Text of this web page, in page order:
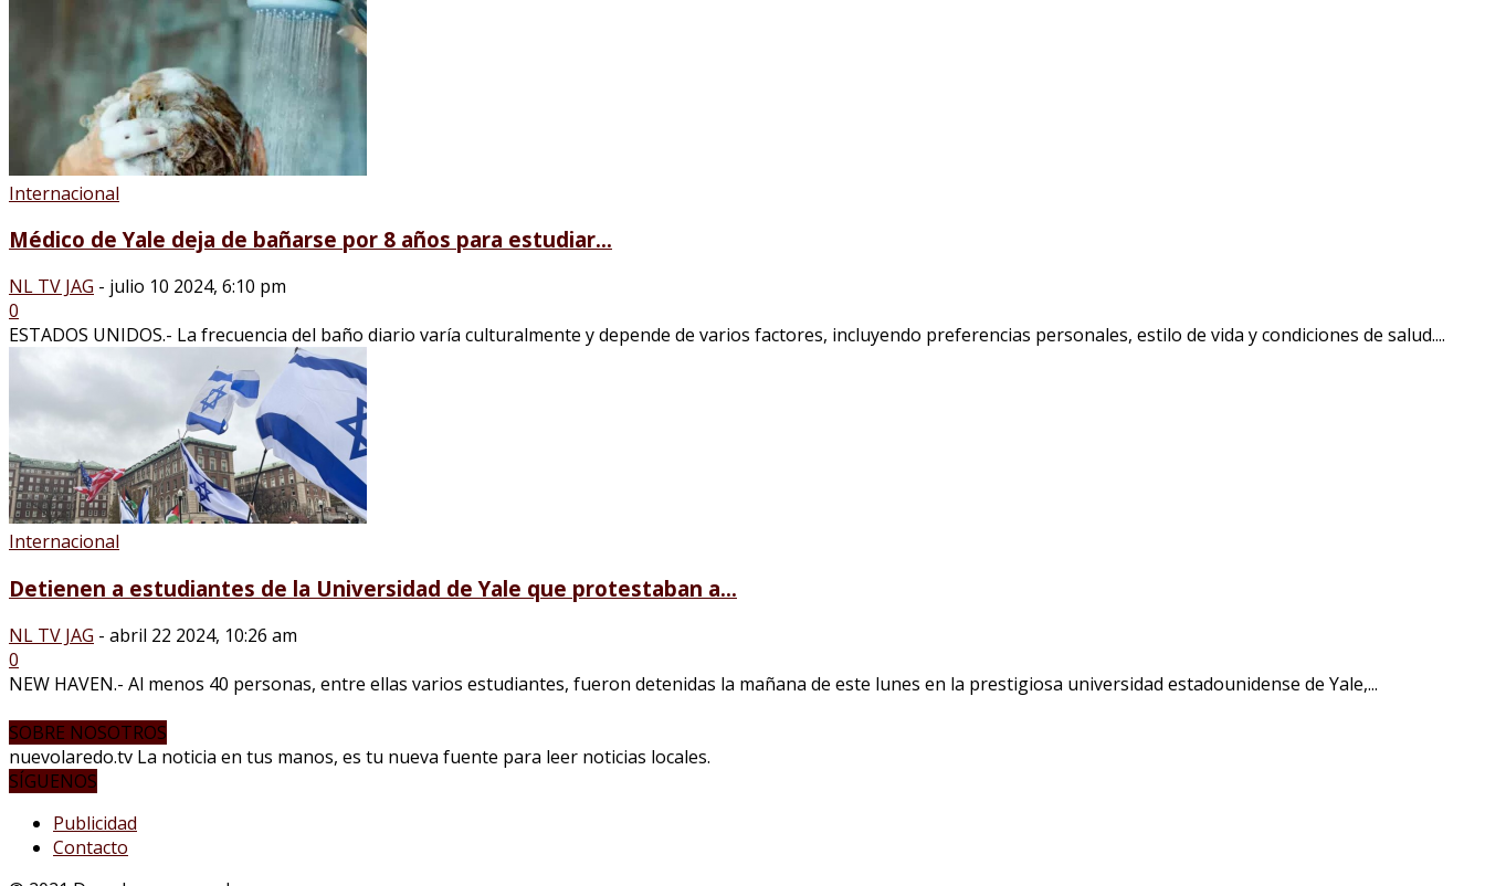
Internacional
Médico de Yale deja de bañarse por 8 años para estudiar...
NL TV JAG - julio 10 2024, 6:10 pm
0
ESTADOS UNIDOS.- La frecuencia del baño diario varía culturalmente y depende de varios factores, incluyendo preferencias personales, estilo de vida y condiciones de salud....
Internacional
Detienen a estudiantes de la Universidad de Yale que protestaban a...
NL TV JAG - abril 22 2024, 10:26 am
0
NEW HAVEN.- Al menos 40 personas, entre ellas varios estudiantes, fueron detenidas la mañana de este lunes en la prestigiosa universidad estadounidense de Yale,...
SOBRE NOSOTROS
nuevolaredo.tv La noticia en tus manos, es tu nueva fuente para leer noticias locales.
SÍGUENOS
Publicidad
Contacto